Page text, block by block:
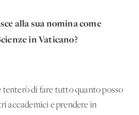
alla sua nomina come
in Vaticano?
tenterò di fare tutto quanto posso
accademici e prendere in